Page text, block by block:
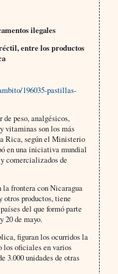
ilegales
entre los productos
196035-pastillas-
peso, analgésicos,
vitaminas son los más
Rica, según el Ministerio
en una iniciativa mundial
comercializados de
frontera con Nicaragua
otros productos, tiene
del que formó parte
20 de mayo.
figuran los ocurridos la
los oficiales en varios
3.000 unidades de otras